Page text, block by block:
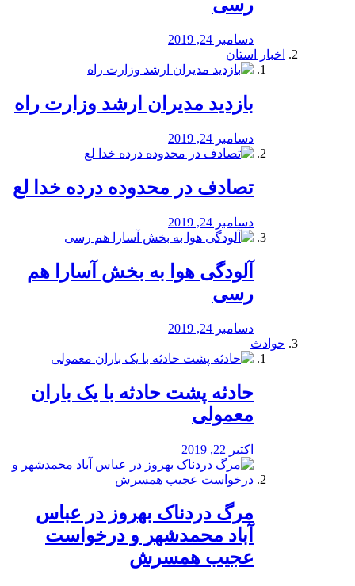
رسی
دسامبر 24, 2019
اخبار استان
بازدید مدیران ارشد وزارت راه
دسامبر 24, 2019
تصادف در محدوده درده خدا لع
دسامبر 24, 2019
آلودگی هوا به بخش آسارا هم
رسی
دسامبر 24, 2019
حوادث
️حادثه پشت حادثه با یک باران
معمولی
اکتبر 22, 2019
مرگ دردناک بهروز در عباس
آباد محمدشهر و درخواست
عجیب همسرش